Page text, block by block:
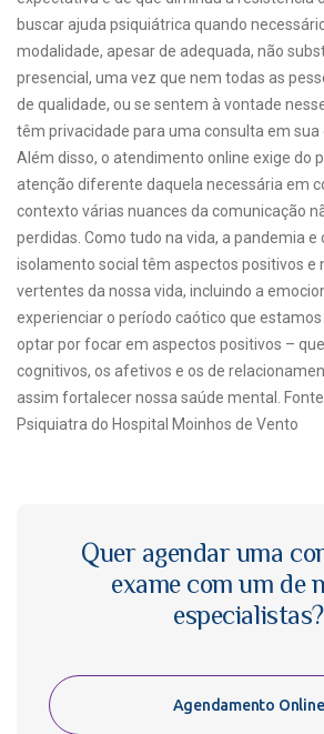
buscar ajuda psiquiátrica quando
modalidade, apesar de adequada, não
presencial, uma vez que nem todas as
de qualidade, ou se sentem à vontade
têm privacidade para uma consulta em sua
Além disso, o atendimento online exige do
atenção diferente daquela necessária em
contexto várias nuances da comunicação
perdidas. Como tudo na vida, a pandemia e
isolamento social têm aspectos positivos e
vertentes da nossa vida, incluindo a
experienciar o período caótico que
optar por focar em aspectos positivos –
cognitivos, os afetivos e os de
assim fortalecer nossa saúde mental.
Psiquiatra do Hospital Moinhos de Vento
Quer agendar uma
exame com um de
especialistas?
Agendamento Online